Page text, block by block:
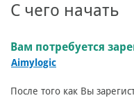
С чего начать
Вам потребуется
Aimylogic
После того как Вы